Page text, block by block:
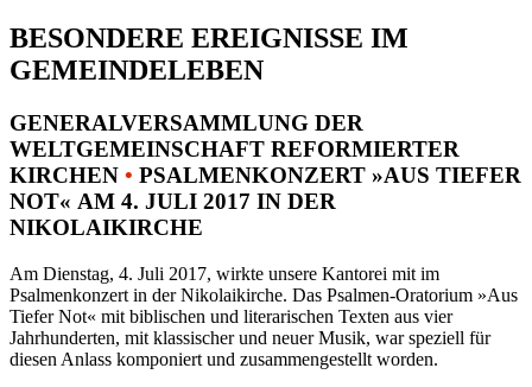
BESONDERE EREIGNISSE IM
GEMEINDELEBEN
GENERALVERSAMMLUNG DER
WELTGEMEINSCHAFT REFORMIERTER
KIRCHEN • PSALMENKONZERT »AUS TIEFER
NOT« AM 4. JULI 2017 IN DER
NIKOLAIKIRCHE
Am Dienstag, 4. Juli 2017, wirkte unsere Kantorei mit im
Psalmenkonzert in der Nikolaikirche. Das Psalmen-Oratorium »Aus
Tiefer Not« mit biblischen und literarischen Texten aus vier
Jahrhunderten, mit klassischer und neuer Musik, war speziell für
diesen Anlass komponiert und zusammengestellt worden.